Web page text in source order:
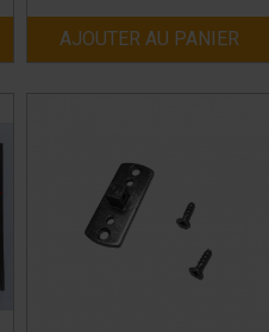
AJOUTER AU PANIER